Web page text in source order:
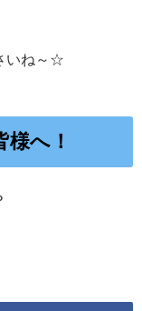
いね～☆
へ！